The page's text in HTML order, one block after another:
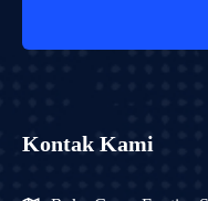
Kontak Kami